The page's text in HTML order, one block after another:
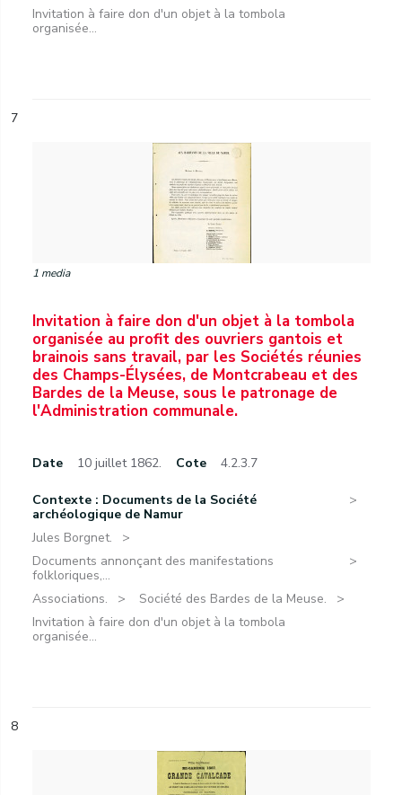
Invitation à faire don d'un objet à la tombola
organisée...
7
1 media
Invitation à faire don d'un objet à la tombola
organisée au profit des ouvriers gantois et
brainois sans travail, par les Sociétés réunies
des Champs-Élysées, de Montcrabeau et des
Bardes de la Meuse, sous le patronage de
l'Administration communale.
Date 10 juillet 1862. Cote 4.2.3.7
Contexte : Documents de la Société
archéologique de Namur
Jules Borgnet.
Documents annonçant des manifestations
folkloriques,...
Associations.
Société des Bardes de la Meuse.
Invitation à faire don d'un objet à la tombola
organisée...
8